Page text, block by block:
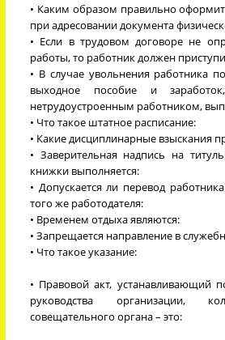
• Каким образом правильно
при адресовании документа
• Если в трудовом договоре не
работы, то работник должен
• В случае увольнения работника
выходное пособие и
нетрудоустроенным работником,
• Что такое штатное расписание:
• Какие дисциплинарные взыскания
• Заверительная надпись на
книжки выполняется:
• Допускается ли перевод
того же работодателя:
• Временем отдыха являются:
• Запрещается направление в
• Что такое указание:
• Правовой акт, устанавливающий
руководства организации,
совещательного органа – это: